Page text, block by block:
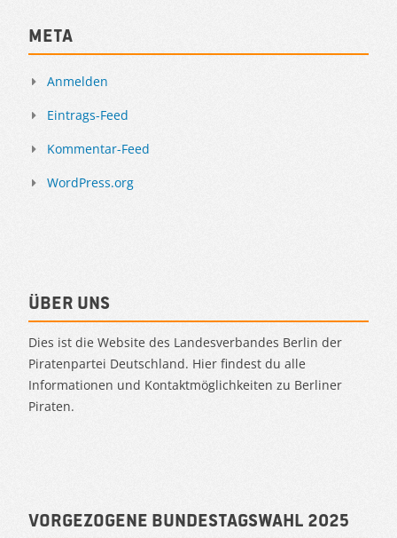
Meta
Anmelden
Eintrags-Feed
Kommentar-Feed
WordPress.org
Über uns
Dies ist die Website des Landesverbandes Berlin der
Piratenpartei Deutschland. Hier findest du alle
Informationen und Kontaktmöglichkeiten zu Berliner
Piraten.
Vorgezogene Bundestagswahl 2025